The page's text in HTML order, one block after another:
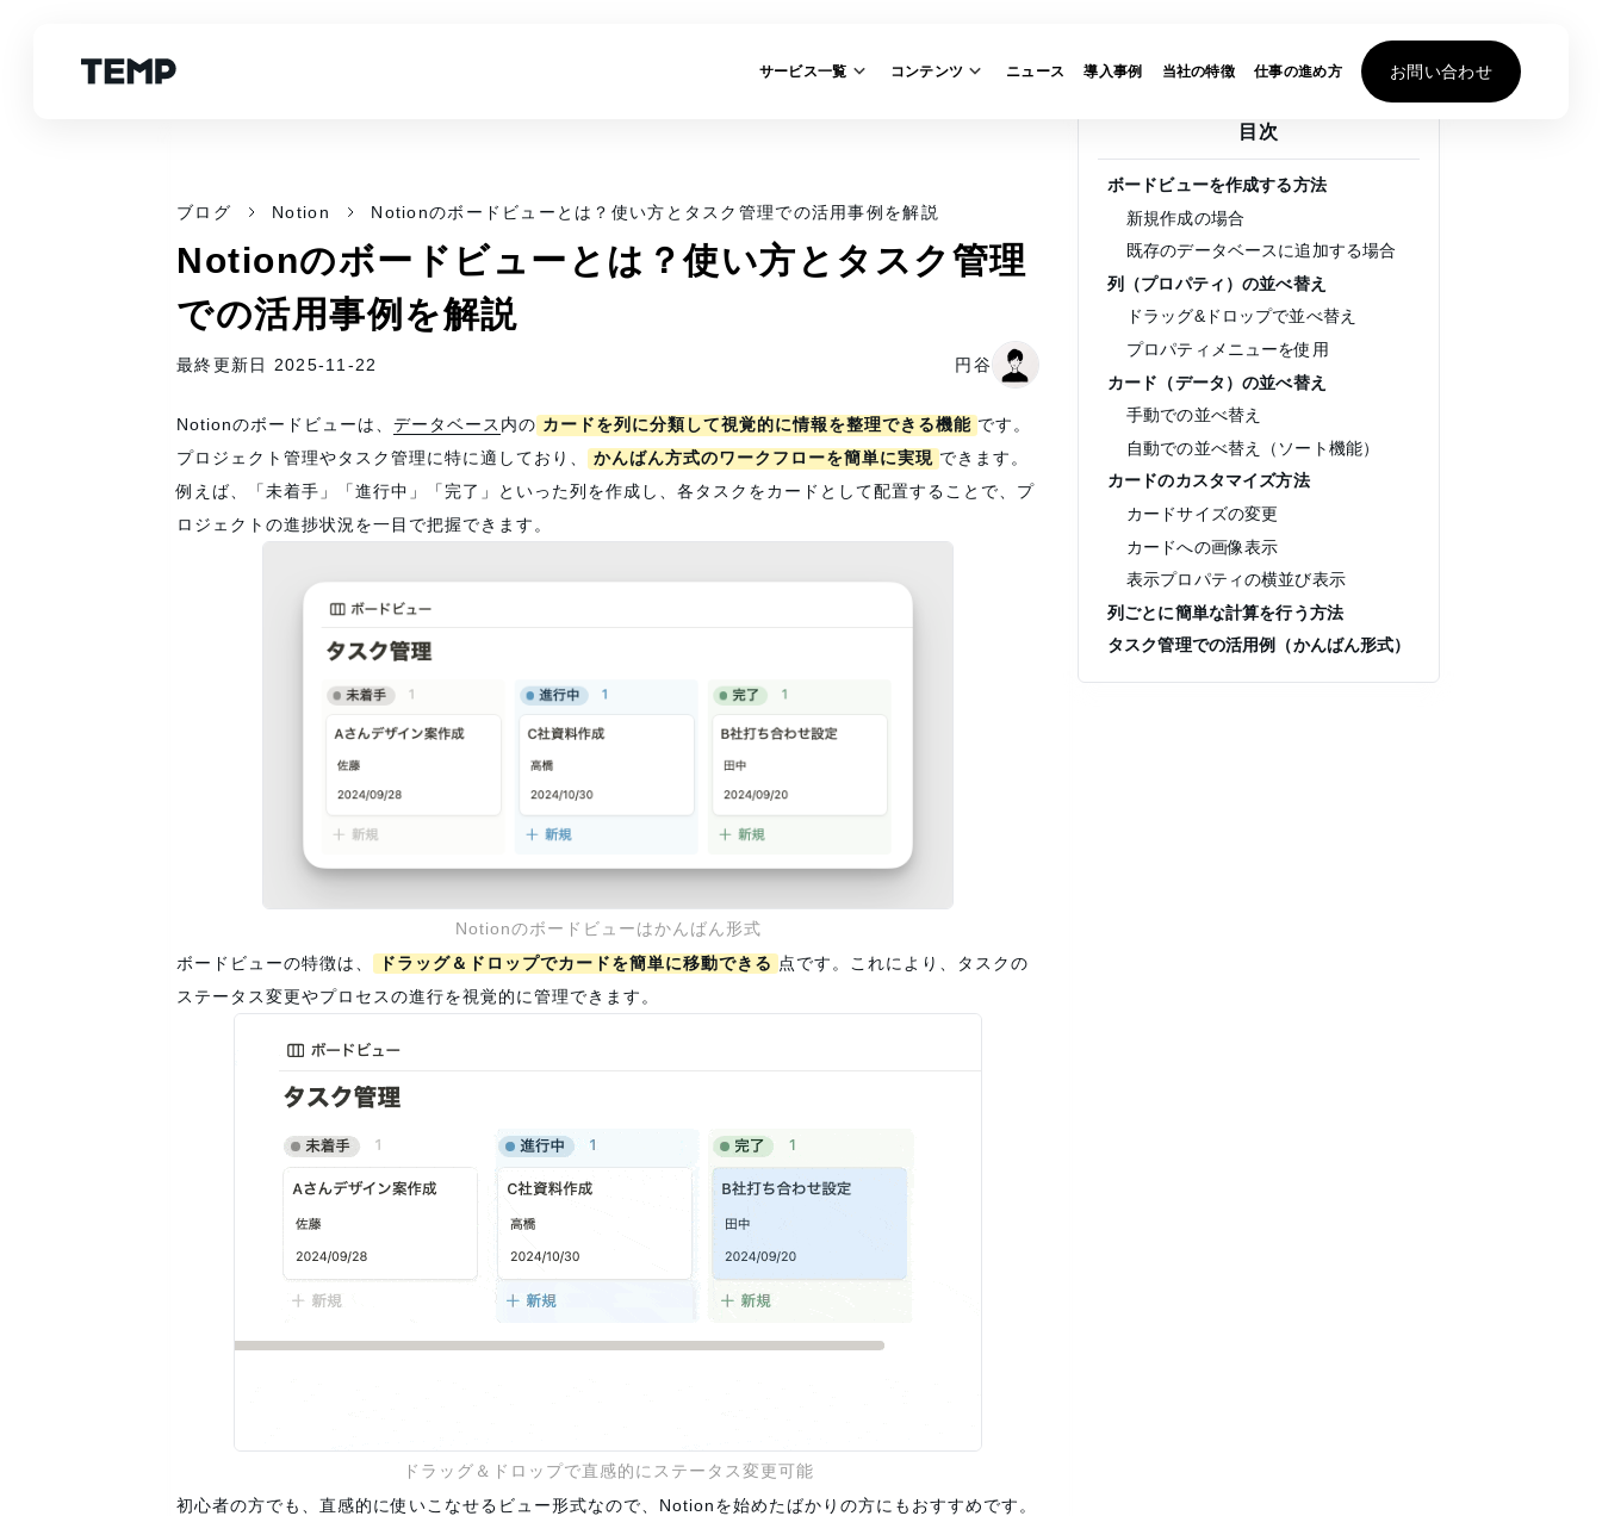
サービス一覧 コンテンツ ニュース 導入事例 当社の特徴 仕事の進め方 お問い合わせ
ブログ Notion Notionのボードビューとは？使い方とタスク管理での活用事例を解説
Notionのボードビューとは？使い方とタスク管理
での活用事例を解説
最終更新日 2025-11-22 円谷
Notionのボードビューは、 データベース 内の カードを列に分類して視覚的に情報を整理できる機能 です。
プロジェクト管理やタスク管理に特に適しており、
かんばん方式のワークフローを簡単に実現 できます。
例えば、「未着手」「進行中」「完了」といった列を作成し、各タスクをカードとして配置することで、プ
ロジェクトの進捗状況を一目で把握できます。
Notionのボードビューはかんばん形式
ボードビューの特徴は、 ドラッグ＆ドロップでカードを簡単に移動できる 点です。これにより、タスクの
ステータス変更やプロセスの進行を視覚的に管理できます。
ドラッグ＆ドロップで直感的にステータス変更可能
初心者の方でも、直感的に使いこなせるビュー形式なので、Notionを始めたばかりの方にもおすすめです。
目次
ボードビューを作成する方法
新規作成の場合
既存のデータベースに追加する場合
列（プロパティ）の並べ替え
ドラッグ&ドロップで並べ替え
プロパティメニューを使用
カード（データ）の並べ替え
手動での並べ替え
自動での並べ替え（ソート機能）
カードのカスタマイズ方法
カードサイズの変更
カードへの画像表示
表示プロパティの横並び表示
列ごとに簡単な計算を行う方法
タスク管理での活用例（かんばん形式）